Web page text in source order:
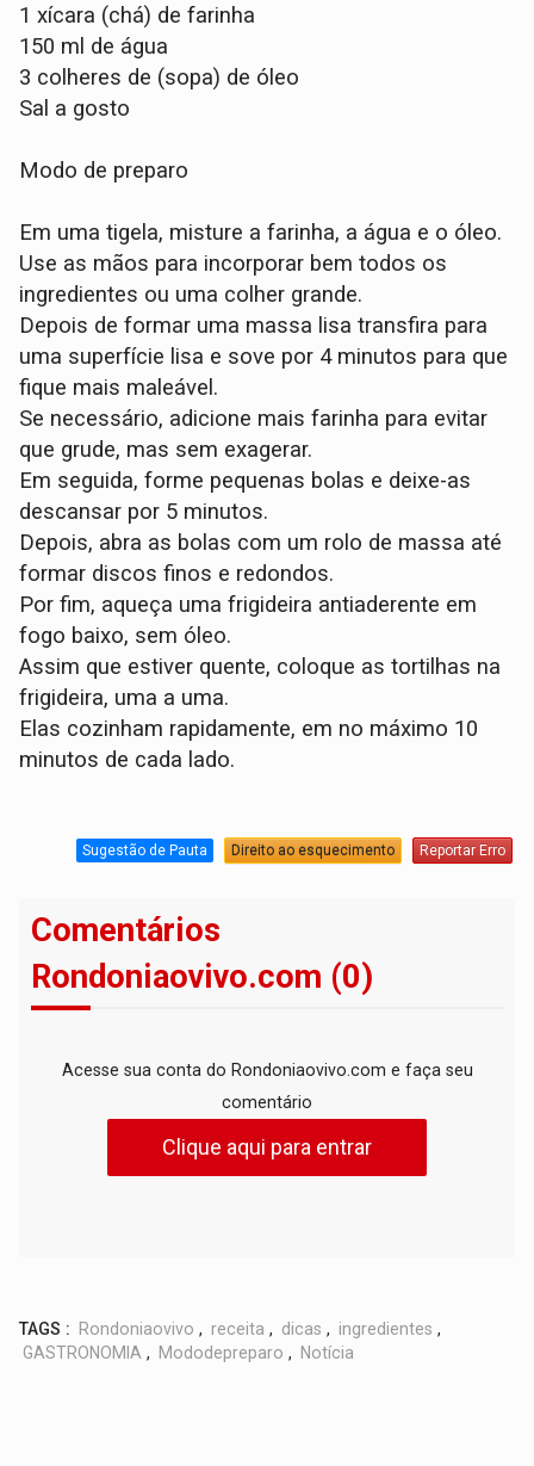
1 xícara (chá) de farinha
150 ml de água
3 colheres de (sopa) de óleo
Sal a gosto
Modo de preparo
Em uma tigela, misture a farinha, a água e o óleo.
Use as mãos para incorporar bem todos os
ingredientes ou uma colher grande.
Depois de formar uma massa lisa transfira para
uma superfície lisa e sove por 4 minutos para que
fique mais maleável.
Se necessário, adicione mais farinha para evitar
que grude, mas sem exagerar.
Em seguida, forme pequenas bolas e deixe-as
descansar por 5 minutos.
Depois, abra as bolas com um rolo de massa até
formar discos finos e redondos.
Por fim, aqueça uma frigideira antiaderente em
fogo baixo, sem óleo.
Assim que estiver quente, coloque as tortilhas na
frigideira, uma a uma.
Elas cozinham rapidamente, em no máximo 10
minutos de cada lado.
Sugestão de Pauta Direito ao esquecimento Reportar Erro
Comentários
Rondoniaovivo.com (0)
Acesse sua conta do Rondoniaovivo.com e faça seu
comentário
Clique aqui para entrar
TAGS : Rondoniaovivo , receita , dicas , ingredientes ,
GASTRONOMIA , Mododepreparo , Notícia